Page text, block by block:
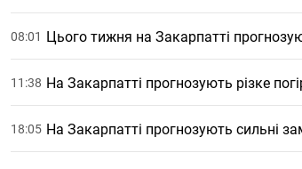
08:01 Цього тижня на Закарпатті
11:38 На Закарпатті прогнозують різке
18:05 На Закарпатті прогнозують сильні